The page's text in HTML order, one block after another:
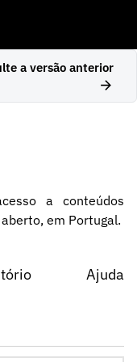
a versão anterior
arrow_forward
a conteúdos
em Portugal.
Ajuda